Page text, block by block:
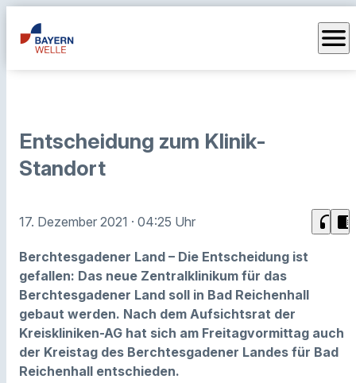
menu
Entscheidung zum Klinik-
Standort
17. Dezember 2021 · 04:25 Uhr headphones chrome_reader_mode
Berchtesgadener Land – Die Entscheidung ist
gefallen: Das neue Zentralklinikum für das
Berchtesgadener Land soll in Bad Reichenhall
gebaut werden. Nach dem Aufsichtsrat der
Kreiskliniken-AG hat sich am Freitagvormittag auch
der Kreistag des Berchtesgadener Landes für Bad
Reichenhall entschieden.